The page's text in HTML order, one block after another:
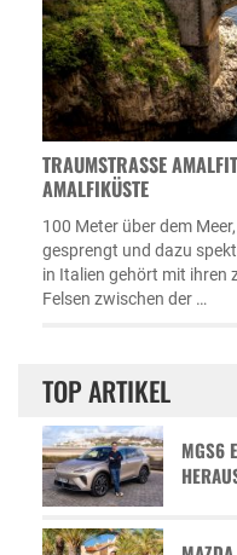
TRAUMSTRASSE
MALFIKÜSTE
100 Meter über dem
gesprengt und dazu
in Italien gehört mit ihren
Felsen zwischen der …
TOP ARTIKEL
MGS6